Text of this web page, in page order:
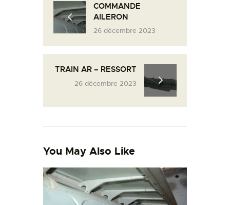
L’ATELIER DE L’AIR
LA SNCAC
PROJET ATELIER DE
LA PISTE D’ENVOL
COMMANDE
AILERON
26 décembre 2023
TRAIN AR – RESSORT
26 décembre 2023
You May Also Like